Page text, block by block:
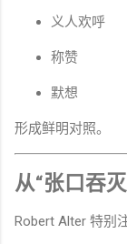
义人欢呼
称赞
默想
形成鲜明对照。
从“张口吞
Robert Alter 特别